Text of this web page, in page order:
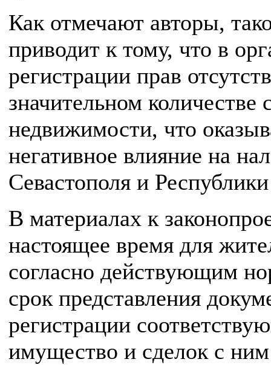
Как отмечают авторы,
приводит к тому, что в
регистрации прав
значительном количестве
недвижимости, что
негативное влияние на
Севастополя и
В материалах к
настоящее время для
согласно действующим
срок представления
регистрации
имущество и сделок с